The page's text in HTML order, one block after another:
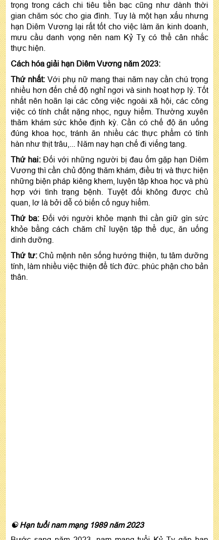
trọng trong cách chi tiêu tiền bạc cũng như dành thời
gian chăm sóc cho gia đình. Tuy là một hạn xấu nhưng
hạn Diêm Vương lại rất tốt cho việc làm ăn kinh doanh,
mưu cầu danh vọng nên nam Kỷ Tỵ có thể cân nhắc
thực hiện.
Cách hóa giải hạn Diêm Vương năm 2023:
Thứ nhất: Với phụ nữ mang thai năm nay cần chú trọng
nhiều hơn đến chế độ nghỉ ngơi và sinh hoạt hợp lý. Tốt
nhất nên hoãn lại các công việc ngoài xã hội, các công
việc có tính chất nặng nhọc, nguy hiểm. Thường xuyên
thăm khám sức khỏe định kỳ. Cần có chế độ ăn uống
đúng khoa học, tránh ăn nhiều các thực phẩm có tính
hàn như thịt trâu,... Năm nay hạn chế đi viếng tang.
Thứ hai: Đối với những người bị đau ốm gặp hạn Diêm
Vương thì cần chủ động thăm khám, điều trị và thực hiện
những biện pháp kiêng khem, luyện tập khoa học và phù
hợp với tình trạng bệnh. Tuyệt đối không được chủ
quan, lơ là bởi dễ có biến cố nguy hiểm.
Thứ ba: Đối với người khỏe mạnh thì cần giữ gìn sức
khỏe bằng cách chăm chỉ luyện tập thể dục, ăn uống
dinh dưỡng.
Thứ tư:Chủ mệnh nên sống hướng thiện, tu tâm dưỡng
tính, làm nhiều việc thiện để tích đức. phúc phận cho bản
thân.
☯ Hạn tuổi nam mạng 1989 năm 2023